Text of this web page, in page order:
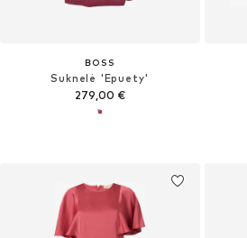
BOSS
Suknelė 'Epuety'
279,00 €